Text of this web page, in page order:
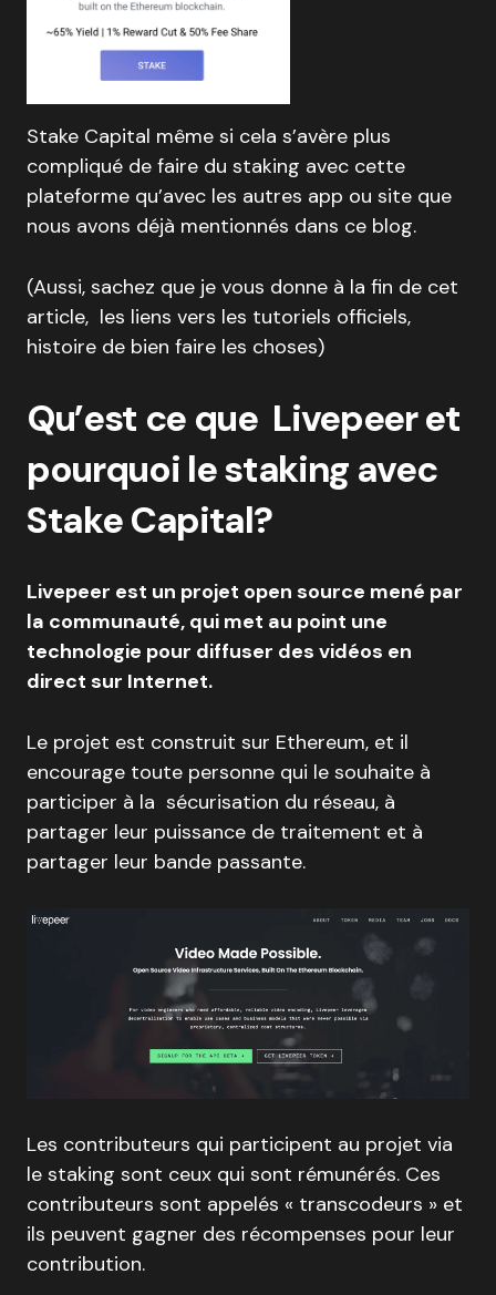
Stake Capital même si cela s’avère plus
compliqué de faire du staking avec cette
plateforme qu’avec les autres app ou site que
nous avons déjà mentionnés dans ce blog.
(Aussi, sachez que je vous donne à la fin de cet
article, les liens vers les tutoriels officiels,
histoire de bien faire les choses)
Qu’est ce que Livepeer et
pourquoi le staking avec
Stake Capital?
Livepeer est un projet open source mené par
la communauté, qui met au point une
technologie pour diffuser des vidéos en
direct sur Internet.
Le projet est construit sur Ethereum, et il
encourage toute personne qui le souhaite à
participer à la sécurisation du réseau, à
partager leur puissance de traitement et à
partager leur bande passante.
Les contributeurs qui participent au projet via
le staking sont ceux qui sont rémunérés. Ces
contributeurs sont appelés « transcodeurs » et
ils peuvent gagner des récompenses pour leur
contribution.